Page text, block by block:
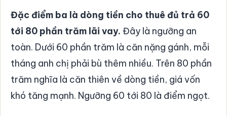
Đặc điểm ba là dòng tiền cho thuê đủ trả 60
tới 80 phần trăm lãi vay. Đây là ngưỡng an
toàn. Dưới 60 phần trăm là căn nặng gánh, mỗi
tháng anh chị phải bù thêm nhiều. Trên 80 phần
trăm nghĩa là căn thiên về dòng tiền, giá vốn
khó tăng mạnh. Ngưỡng 60 tới 80 là điểm ngọt.